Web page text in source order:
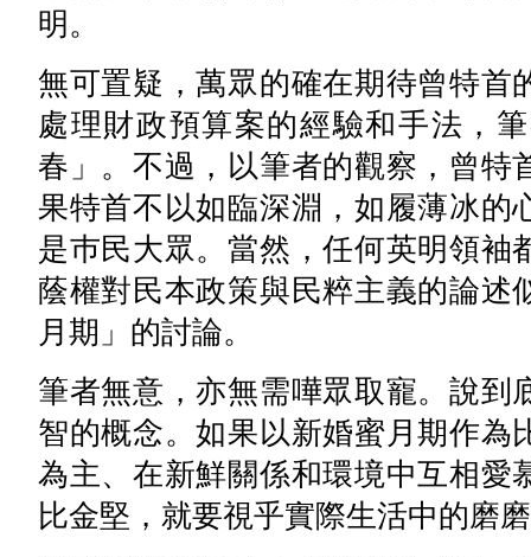
明。
無可置疑，萬眾的確在期待曾特首
處理財政預算案的經驗和手法，
春」。不過，以筆者的觀察，曾特
果特首不以如臨深淵，如履薄冰的
是巿民大眾。當然，任何英明領袖
蔭權對民本政策與民粹主義的論述
月期」的討論。
筆者無意，亦無需嘩眾取寵。說到
智的概念。如果以新婚蜜月期作為
為主、在新鮮關係和環境中互相愛
比金堅，就要視乎實際生活中的磨